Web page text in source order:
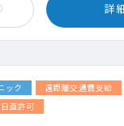
詳
ック 遠距離交通費支給
直許可